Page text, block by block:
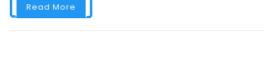
Read More